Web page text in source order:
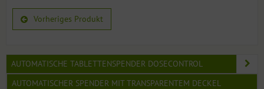
Vorheriges Produkt
AUTOMATISCHE TABLETTENSPENDER DOSECONTROL
AUTOMATISCHER SPENDER MIT TRANSPARENTEM DECKEL